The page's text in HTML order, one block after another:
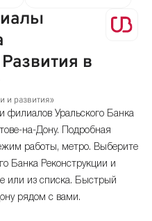
в
и развития»
филиалов Уральского Банка
на-Дону. Подробная
работы, метро. Выберите
Банка Реконструкции и
или из списка. Быстрый
рядом с вами.